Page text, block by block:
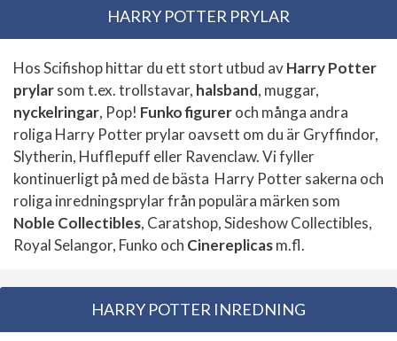
HARRY POTTER PRYLAR
Hos Scifishop hittar du ett stort utbud avHarry Potter
prylarsom t.ex. trollstavar, halsband, muggar,
nyckelringar, Pop! Funko figureroch många andra
roliga Harry Potter prylar oavsett om du är Gryffindor,
Slytherin, Hufflepuff eller Ravenclaw. Vi fyller
kontinuerligt på med de bästa Harry Potter sakerna och
roliga inredningsprylar från populära märken som
Noble Collectibles, Caratshop, Sideshow Collectibles,
Royal Selangor, Funko och Cinereplicasm.fl.
HARRY POTTER INREDNING